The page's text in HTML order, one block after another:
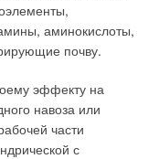
аминокислоты,
почву.
эффекту на
навоза или
части
с